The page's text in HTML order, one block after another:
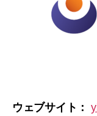
ウェブサイト：